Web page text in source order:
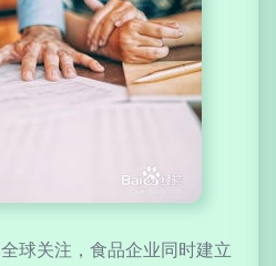
球关注，食品企业同时建立